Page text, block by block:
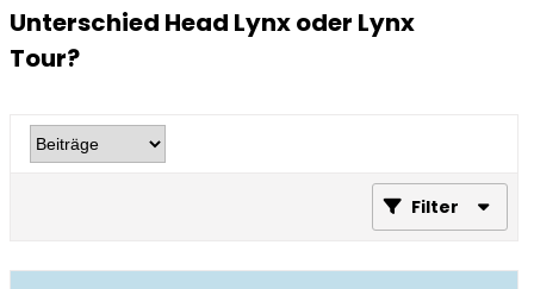
Unterschied Head Lynx oder Lynx
Tour?
Filter